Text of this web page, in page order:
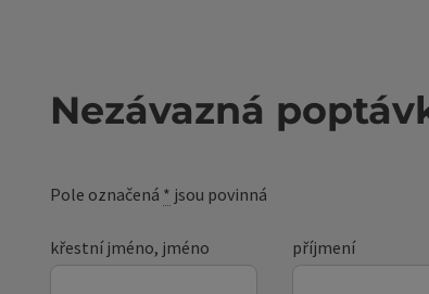
Nezávazná
Pole označená * jsou povinná
křestní jméno, jméno příjmení